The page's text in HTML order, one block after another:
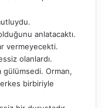
anlatacaktı.
vermeyecekti.
olanlardı.
gülümsedi. Orman,
birbiriyle